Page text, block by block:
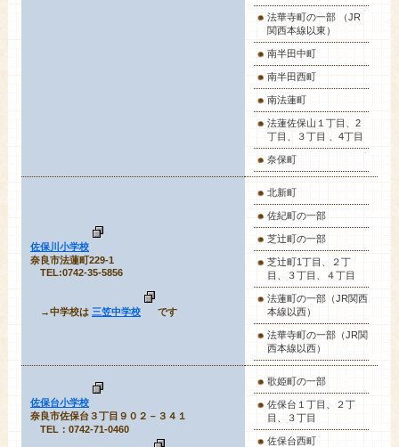
法華寺町の一部 （JR
関西本線以東）
南半田中町
南半田西町
南法蓮町
法蓮佐保山１丁目、2
丁目、３丁目 、4丁目
奈保町
佐保川小学校
奈良市法蓮町229-1
TEL:0742-35-5856
→中学校は 三笠中学校 です
北新町
佐紀町の一部
芝辻町の一部
芝辻町1丁目、２丁
目、３丁目、４丁目
法蓮町の一部（JR関西
本線以西）
法華寺町の一部（JR関
西本線以西）
佐保台小学校
奈良市佐保台３丁目９０２－３４１
TEL：0742-71-0460
歌姫町の一部
佐保台１丁目、２丁
目、３丁目
佐保台西町